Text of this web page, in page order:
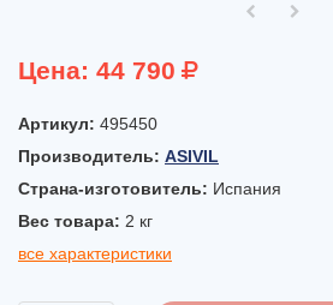
Цена: 44 790
Артикул: 495450
Производитель: ASIVIL
Страна-изготовитель: Испания
Вес товара: 2 кг
все характеристики